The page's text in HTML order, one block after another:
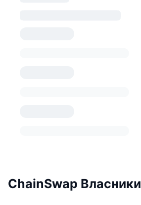
ChainSwap Власники